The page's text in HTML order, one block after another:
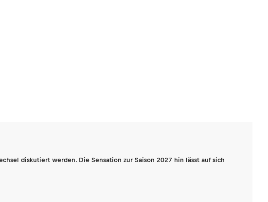
diskutiert werden. Die Sensation zur Saison 2027 hin lässt auf sich